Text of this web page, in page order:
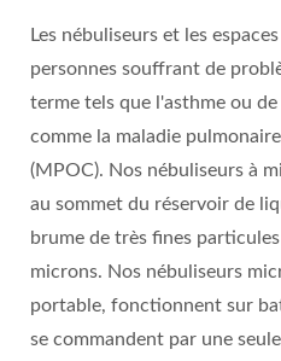
Les nébuliseurs et les
personnes souffrant de
terme tels que l'asthme ou
comme la maladie
(MPOC). Nos nébuliseurs à
au sommet du réservoir de
brume de très fines
microns. Nos nébuliseurs
portable, fonctionnent sur
se commandent par une